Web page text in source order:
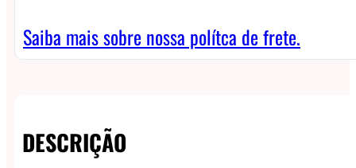
quantidade
Saiba mais sobre nossa polítca de frete.
DESCRIÇÃO